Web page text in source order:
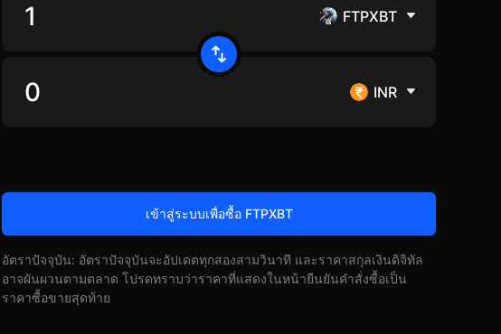
FTPXBT
INR
เข้าสู่ระบบเพื่อซื้อ FTPXBT
อัตราปัจจุบัน: อัตราปัจจุบันจะอัปเดตทุกสองสามวินาที และราคาสกุลเงินดิจิทัล
อาจผันผวนตามตลาด โปรดทราบว่าราคาที่แสดงในหน้ายืนยันคำสั่งซื้อเป็น
ราคาซื้อขายสุดท้าย